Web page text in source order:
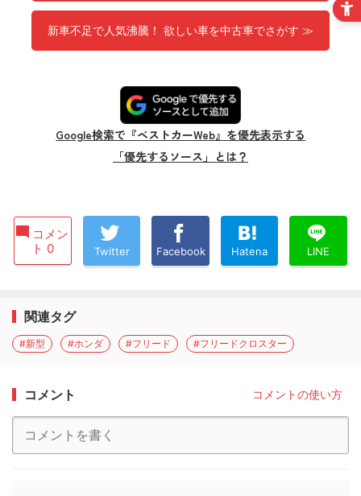
新車不足で人気沸騰！ 欲しい車を中古車でさがす ≫
Google検索で『ベストカーWeb』を優先表示する
「優先するソース」とは？
コメン
ト 0
Twitter Facebook Hatena LINE
関連タグ
#新型 #ホンダ #フリード #フリードクロスター
コメント コメントの使い方